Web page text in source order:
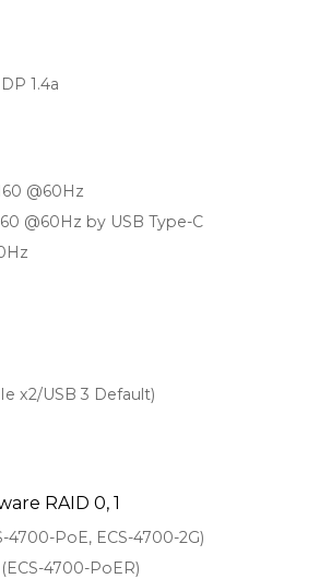
1.4a
@60Hz
@60Hz by USB Type-C
x2/USB 3 Default)
RAID 0, 1
4700-PoE, ECS-4700-2G)
4700-PoER)